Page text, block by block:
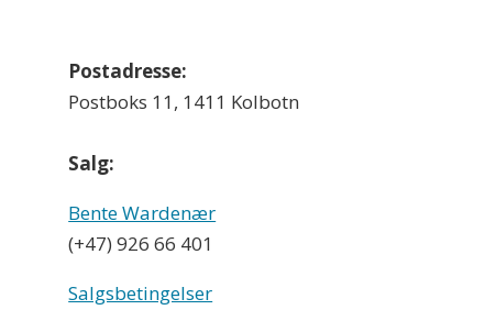
Postadresse:
Postboks 11, 1411 Kolbotn
Salg:
Bente Wardenær
(+47) 926 66 401
Salgsbetingelser